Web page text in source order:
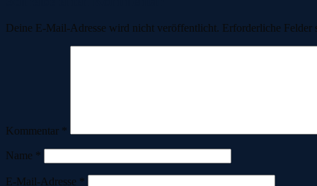
Deine E-Mail-Adresse wird nicht veröffentlicht. Erforderliche Felder
Kommentar *
Name *
E-Mail-Adresse *